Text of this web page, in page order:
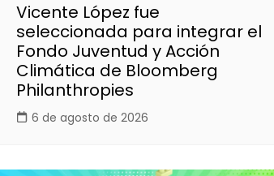
Vicente López fue
seleccionada para integrar el
Fondo Juventud y Acción
Climática de Bloomberg
Philanthropies
6 de agosto de 2026